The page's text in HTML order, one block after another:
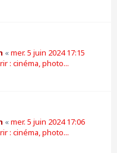
«mer. 5 juin 2024 17:15
: cinéma, photo...
«mer. 5 juin 2024 17:06
: cinéma, photo...